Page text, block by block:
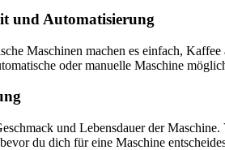
und Automatisierung
Maschinen machen es einfach,
oder manuelle Maschine
und Lebensdauer der
du dich für eine Maschine